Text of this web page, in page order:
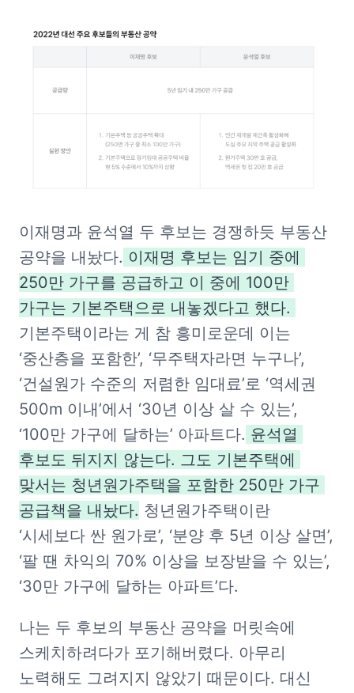
이재명과 윤석열 두 후보는 경쟁하듯 부동산
공약을 내놨다. 이재명 후보는 임기 중에
250만 가구를 공급하고 이 중에 100만
기본주택이라는 게 참 흥미로운데 이는
‘중산층을 포함한’, ‘무주택자라면 누구나’,
‘건설원가 수준의 저렴한 임대료’로 ‘역세권
500m 이내’에서 ‘30년 이상 살 수 있는’,
‘100만 가구에 달하는’ 아파트다. 윤석열
후보도 뒤지지 않는다. 그도 기본주택에
맞서는 청년원가주택을 포함한 250만 가구
공급책을 내놨다. 청년원가주택이란
‘시세보다 싼 원가로’, ‘분양 후 5년 이상 살면’,
‘팔 땐 차익의 70% 이상을 보장받을 수 있는’,
‘30만 가구에 달하는 아파트’다.
나는 두 후보의 부동산 공약을 머릿속에
스케치하려다가 포기해버렸다. 아무리
노력해도 그려지지 않았기 때문이다. 대신